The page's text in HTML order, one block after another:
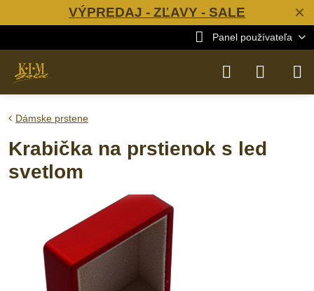
✕
VÝPREDAJ - ZĽAVY - SALE
Panel používateľa
Dámske prstene
Krabička na prstienok s led
svetlom